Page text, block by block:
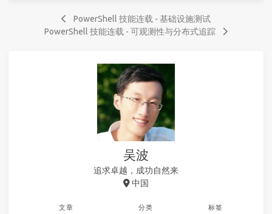
PowerShell 技能连载 - 基础设施测试
PowerShell 技能连载 - 可观测性与分布式追踪
吴波
追求卓越，成功自然来
中国
文章 分类 标签